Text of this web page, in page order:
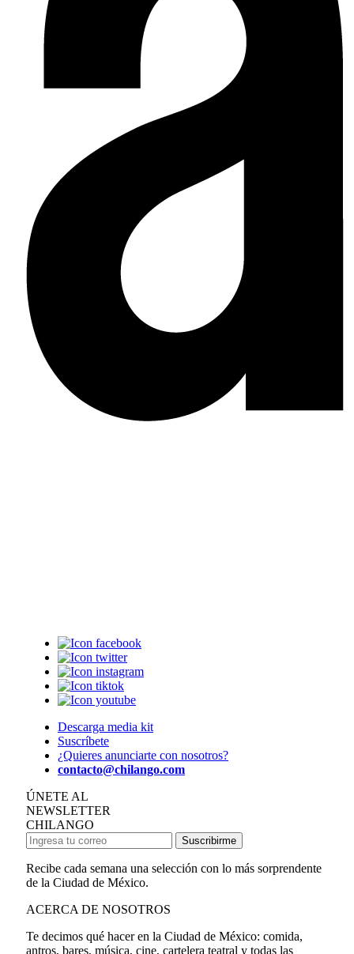
Descarga media kit
Suscríbete
¿Quieres anunciarte con nosotros?
contacto@chilango.com
ÚNETE AL
NEWSLETTER
CHILANGO
Suscribirme
Recibe cada semana una selección con lo más sorprendente
de la Ciudad de México.
ACERCA DE NOSOTROS
Te decimos qué hacer en la Ciudad de México: comida,
antros, bares, música, cine, cartelera teatral y todas las